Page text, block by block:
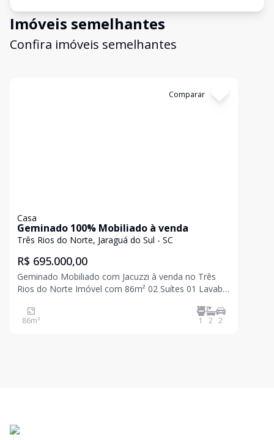
Imóveis semelhantes
Confira imóveis semelhantes
Comparar
Casa
Geminado 100% Mobiliado à venda
Três Rios do Norte, Jaraguá do Sul - SC
R$ 695.000,00
Geminado Mobiliado com Jacuzzi à venda no Três
Rios do Norte Imóvel com 86m² 02 Suítes 01 Lavabo
para 02 carros Para mais informações entre em
contato e agende sua visita!
86m² 1 2 2